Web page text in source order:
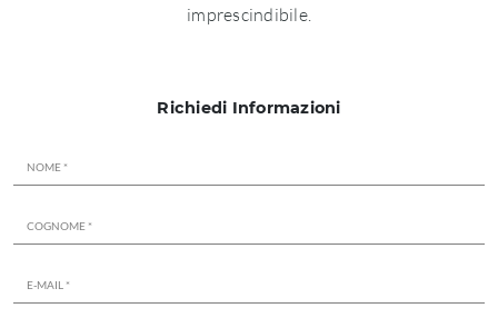
imprescindibile.
Richiedi Informazioni